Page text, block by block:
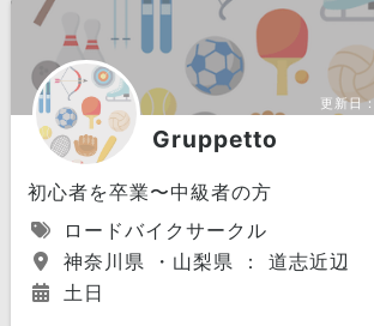
更新日：
Gruppetto
初心者を卒業〜中級者の方
ロードバイクサークル
神奈川県 ・山梨県 ： 道志近辺
土日